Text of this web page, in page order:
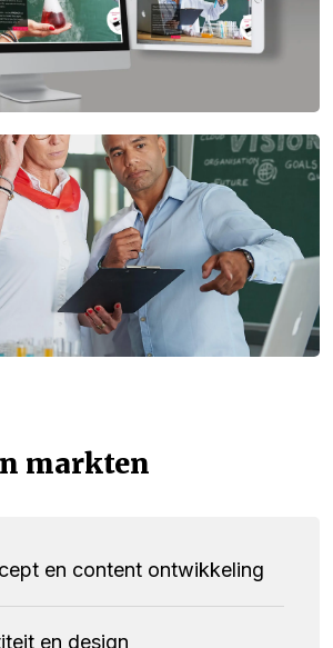
markten
en content ontwikkeling
en design